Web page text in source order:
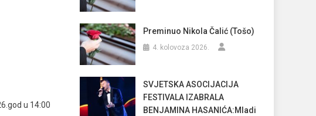
u 14:00
Preminuo Nikola Čalić (Tošo)
4. kolovoza 2026.
SVJETSKA ASOCIJACIJA
FESTIVALA IZABRALA
BENJAMINA HASANIĆA:Mladi